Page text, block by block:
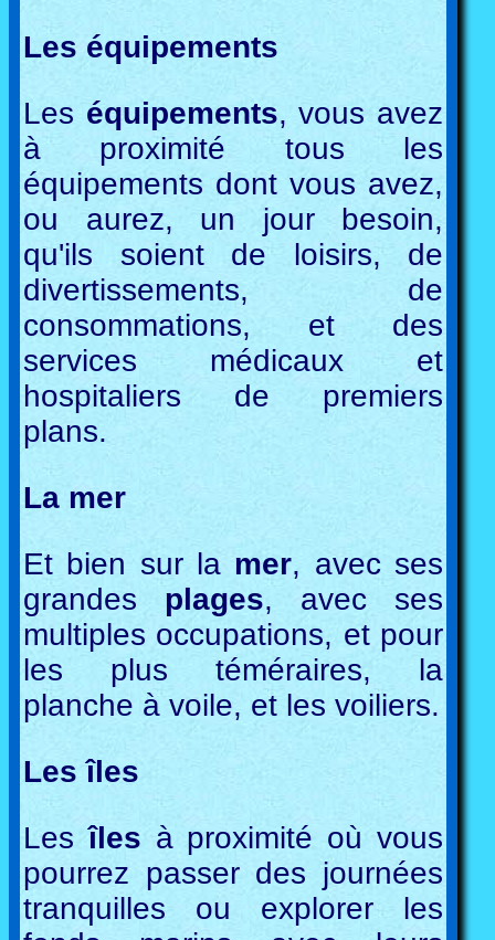
Les équipements
Les équipements, vous avez
à proximité tous les
équipements dont vous avez,
ou aurez, un jour besoin,
qu'ils soient de loisirs, de
divertissements, de
consommations, et des
services médicaux et
hospitaliers de premiers
plans.
La mer
Et bien sur la mer, avec ses
grandes plages, avec ses
multiples occupations, et pour
les plus téméraires, la
planche à voile, et les voiliers.
Les îles
Lesîles à proximité où vous
pourrez passer des journées
tranquilles ou explorer les